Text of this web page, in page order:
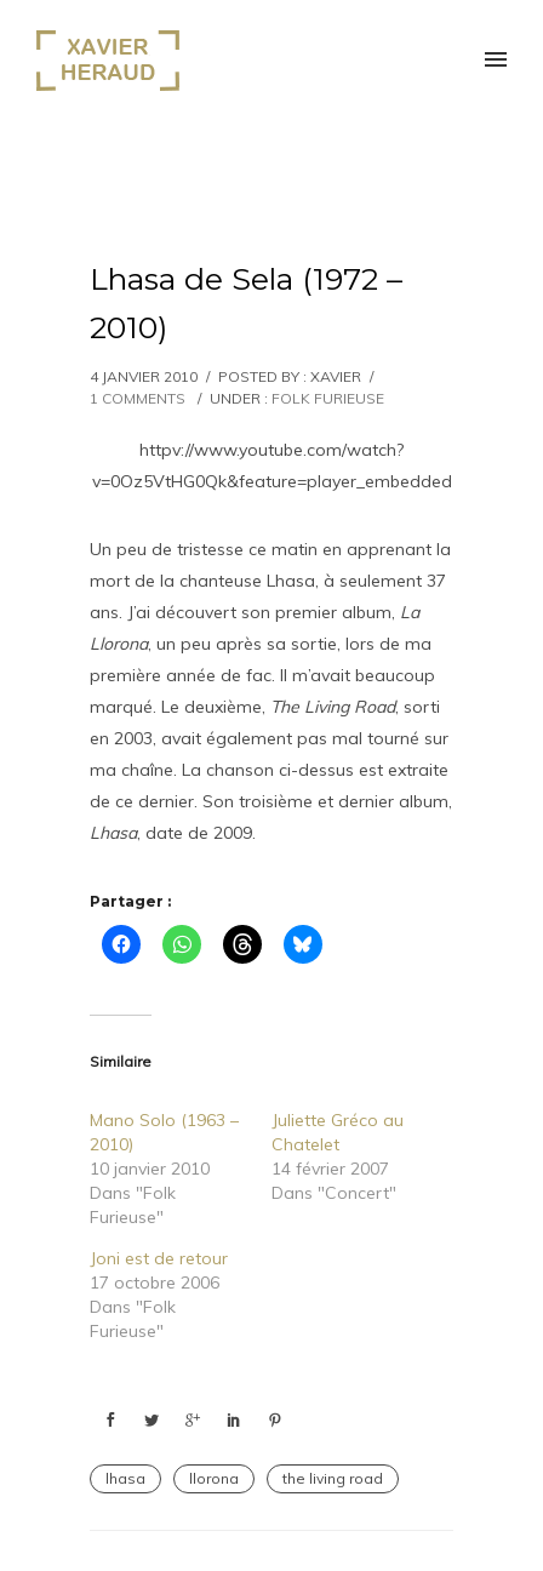
Lhasa de Sela (1972 –
2010)
4 JANVIER 2010 / POSTED BY : XAVIER /
1 COMMENTS
/ UNDER : FOLK FURIEUSE
httpv://www.youtube.com/watch?
v=0Oz5VtHG0Qk&feature=player_embedded
Un peu de tristesse ce matin en apprenant la
mort de la chanteuse Lhasa, à seulement 37
ans. J’ai découvert son premier album, La
Llorona, un peu après sa sortie, lors de ma
première année de fac. Il m’avait beaucoup
marqué. Le deuxième, The Living Road, sorti
en 2003, avait également pas mal tourné sur
ma chaîne. La chanson ci-dessus est extraite
de ce dernier. Son troisième et dernier album,
Lhasa, date de 2009.
Partager :
Similaire
Mano Solo (1963 –
2010)
10 janvier 2010
Dans "Folk
Furieuse"
Juliette Gréco au
Chatelet
14 février 2007
Dans "Concert"
Joni est de retour
17 octobre 2006
Dans "Folk
Furieuse"
lhasa llorona the living road